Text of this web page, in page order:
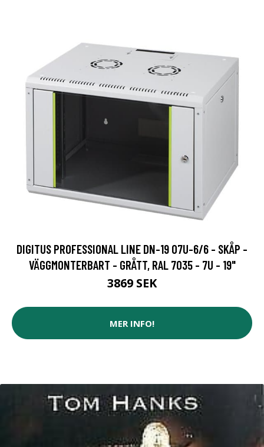
DIGITUS PROFESSIONAL LINE DN-19 07U-6/6 - SKÅP -
VÄGGMONTERBART - GRÅTT, RAL 7035 - 7U - 19"
3869 SEK
MER INFO!